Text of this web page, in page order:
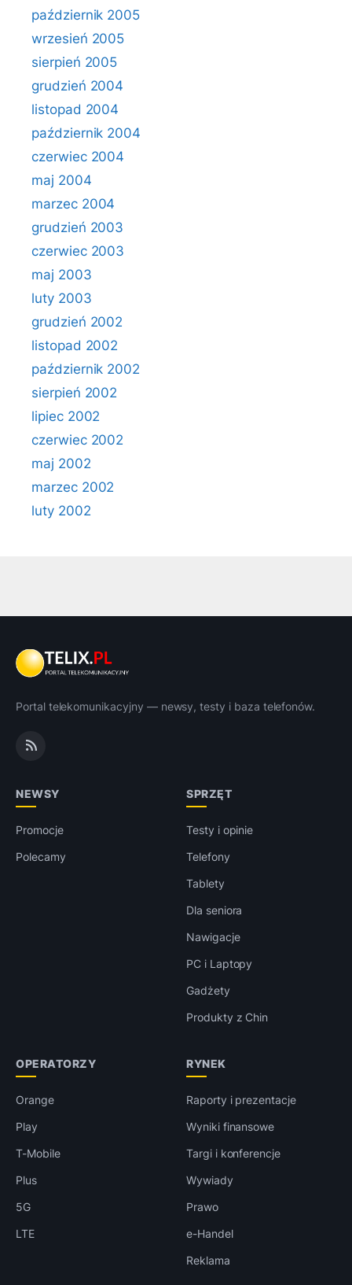
październik 2005
wrzesień 2005
sierpień 2005
grudzień 2004
listopad 2004
październik 2004
czerwiec 2004
maj 2004
marzec 2004
grudzień 2003
czerwiec 2003
maj 2003
luty 2003
grudzień 2002
listopad 2002
październik 2002
sierpień 2002
lipiec 2002
czerwiec 2002
maj 2002
marzec 2002
luty 2002
Portal telekomunikacyjny — newsy, testy i baza telefonów.
NEWSY
Promocje
Polecamy
SPRZĘT
Testy i opinie
Telefony
Tablety
Dla seniora
Nawigacje
PC i Laptopy
Gadżety
Produkty z Chin
OPERATORZY
Orange
Play
T-Mobile
Plus
5G
LTE
RYNEK
Raporty i prezentacje
Wyniki finansowe
Targi i konferencje
Wywiady
Prawo
e-Handel
Reklama